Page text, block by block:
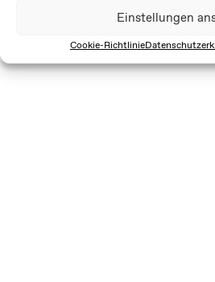
Einstellungen
Cookie-Richtlinie